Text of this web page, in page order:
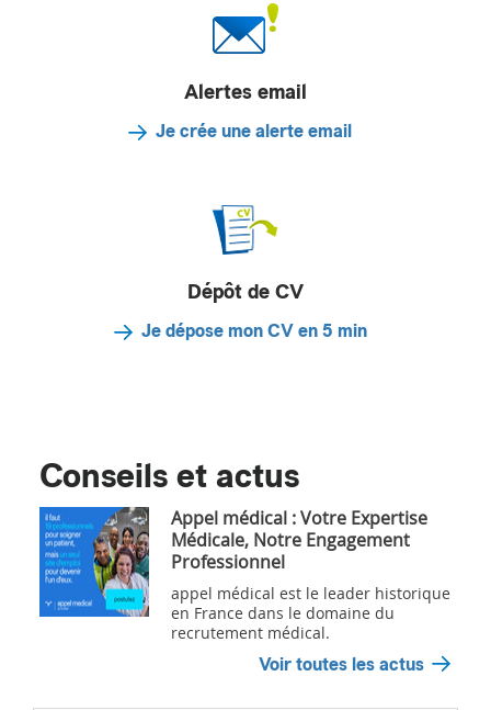
Alertes email
Je crée une alerte email
Dépôt de CV
Je dépose mon CV en 5 min
Conseils et actus
Appel médical : Votre Expertise
Médicale, Notre Engagement
Professionnel
appel médical est le leader historique
en France dans le domaine du
recrutement médical.
Voir toutes les actus